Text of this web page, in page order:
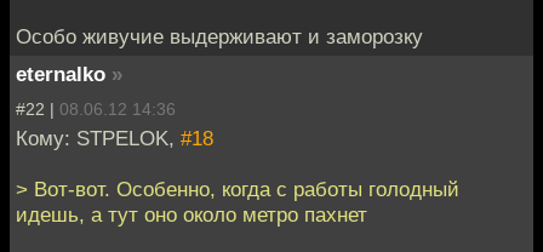
Особо живучие выдерживают и заморозку
eternalko »
#22 | 08.06.12 14:36
Кому: STPELOK, #18
> Вот-вот. Особенно, когда с работы голодный
идешь, а тут оно около метро пахнет